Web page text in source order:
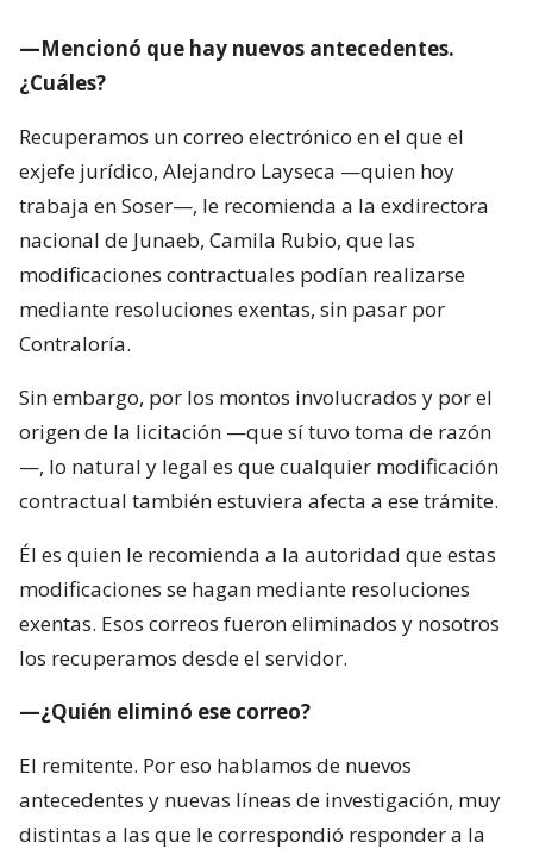
—Mencionó que hay nuevos antecedentes.
¿Cuáles?
Recuperamos un correo electrónico en el que el
exjefe jurídico, Alejandro Layseca —quien hoy
trabaja en Soser—, le recomienda a la exdirectora
nacional de Junaeb, Camila Rubio, que las
modificaciones contractuales podían realizarse
mediante resoluciones exentas, sin pasar por
Contraloría.
Sin embargo, por los montos involucrados y por el
origen de la licitación —que sí tuvo toma de razón
—, lo natural y legal es que cualquier modificación
contractual también estuviera afecta a ese trámite.
Él es quien le recomienda a la autoridad que estas
modificaciones se hagan mediante resoluciones
exentas. Esos correos fueron eliminados y nosotros
los recuperamos desde el servidor.
—¿Quién eliminó ese correo?
El remitente. Por eso hablamos de nuevos
antecedentes y nuevas líneas de investigación, muy
distintas a las que le correspondió responder a la